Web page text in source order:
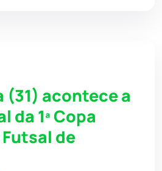
(31) acontece a
da 1ª Copa
de